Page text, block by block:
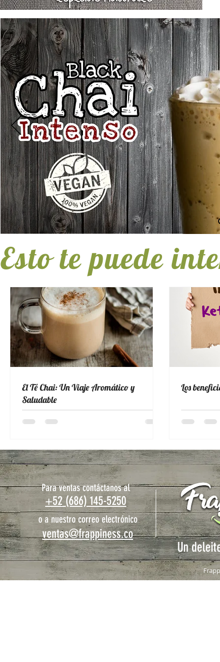
Esto te puede
El Té Chai: Un Viaje Aromático y
Saludable
Los
Para ventas contáctanos al
+52 (686) 145-5250
o a nuestro correo electrónico
ventas@frappiness.co
Un